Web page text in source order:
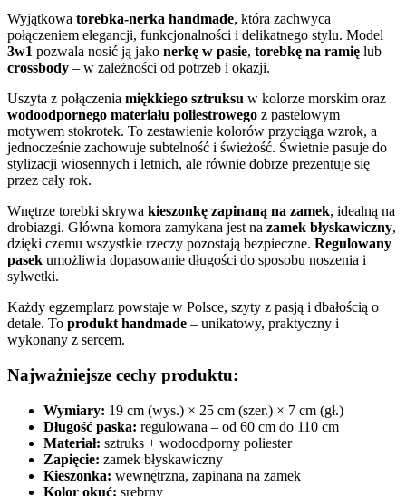
Wyjątkowa torebka-nerka handmade, która zachwyca
połączeniem elegancji, funkcjonalności i delikatnego stylu. Model
3w1 pozwala nosić ją jako nerkę w pasie, torebkę na ramię lub
crossbody – w zależności od potrzeb i okazji.
Uszyta z połączenia miękkiego sztruksu w kolorze morskim oraz
wodoodpornego materiału poliestrowego z pastelowym
motywem stokrotek. To zestawienie kolorów przyciąga wzrok, a
jednocześnie zachowuje subtelność i świeżość. Świetnie pasuje do
stylizacji wiosennych i letnich, ale równie dobrze prezentuje się
przez cały rok.
Wnętrze torebki skrywa kieszonkę zapinaną na zamek, idealną na
drobiazgi. Główna komora zamykana jest na zamek błyskawiczny,
dzięki czemu wszystkie rzeczy pozostają bezpieczne. Regulowany
pasek umożliwia dopasowanie długości do sposobu noszenia i
sylwetki.
Każdy egzemplarz powstaje w Polsce, szyty z pasją i dbałością o
detale. To produkt handmade – unikatowy, praktyczny i
wykonany z sercem.
Najważniejsze cechy produktu:
Wymiary: 19 cm (wys.) × 25 cm (szer.) × 7 cm (gł.)
Długość paska: regulowana – od 60 cm do 110 cm
Materiał: sztruks + wodoodporny poliester
Zapięcie: zamek błyskawiczny
Kieszonka: wewnętrzna, zapinana na zamek
Kolor okuć: srebrny